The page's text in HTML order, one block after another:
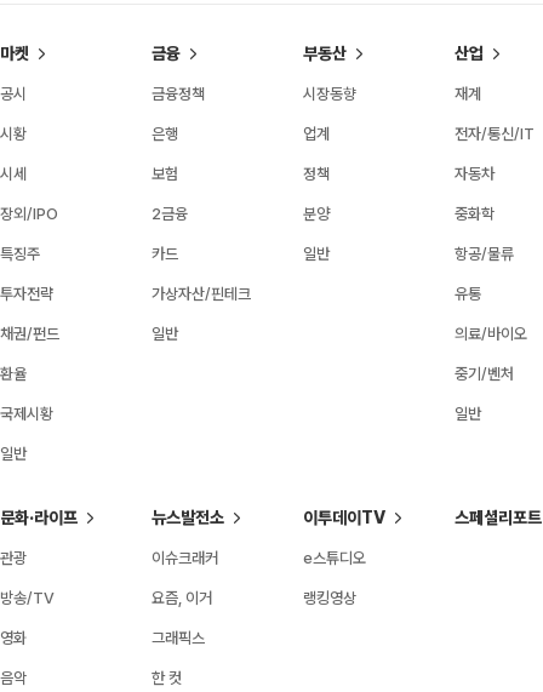
마켓
공시
시황
시세
장외/IPO
특징주
투자전략
채권/펀드
환율
국제시황
일반
금융
금융정책
은행
보험
2금융
카드
가상자산/핀테크
일반
부동산
시장동향
업계
정책
분양
일반
산업
재계
전자/통신/IT
자동차
중화학
항공/물류
유통
의료/바이오
중기/벤처
일반
문화·라이프
관광
방송/TV
영화
음악
뉴스발전소
이슈크래커
요즘, 이거
그래픽스
한 컷
이투데이TV
e스튜디오
랭킹영상
스페셜리포트